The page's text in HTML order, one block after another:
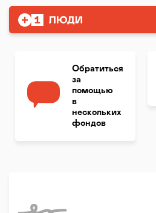
Обратиться
за
помощью
в
нескольких
фондов